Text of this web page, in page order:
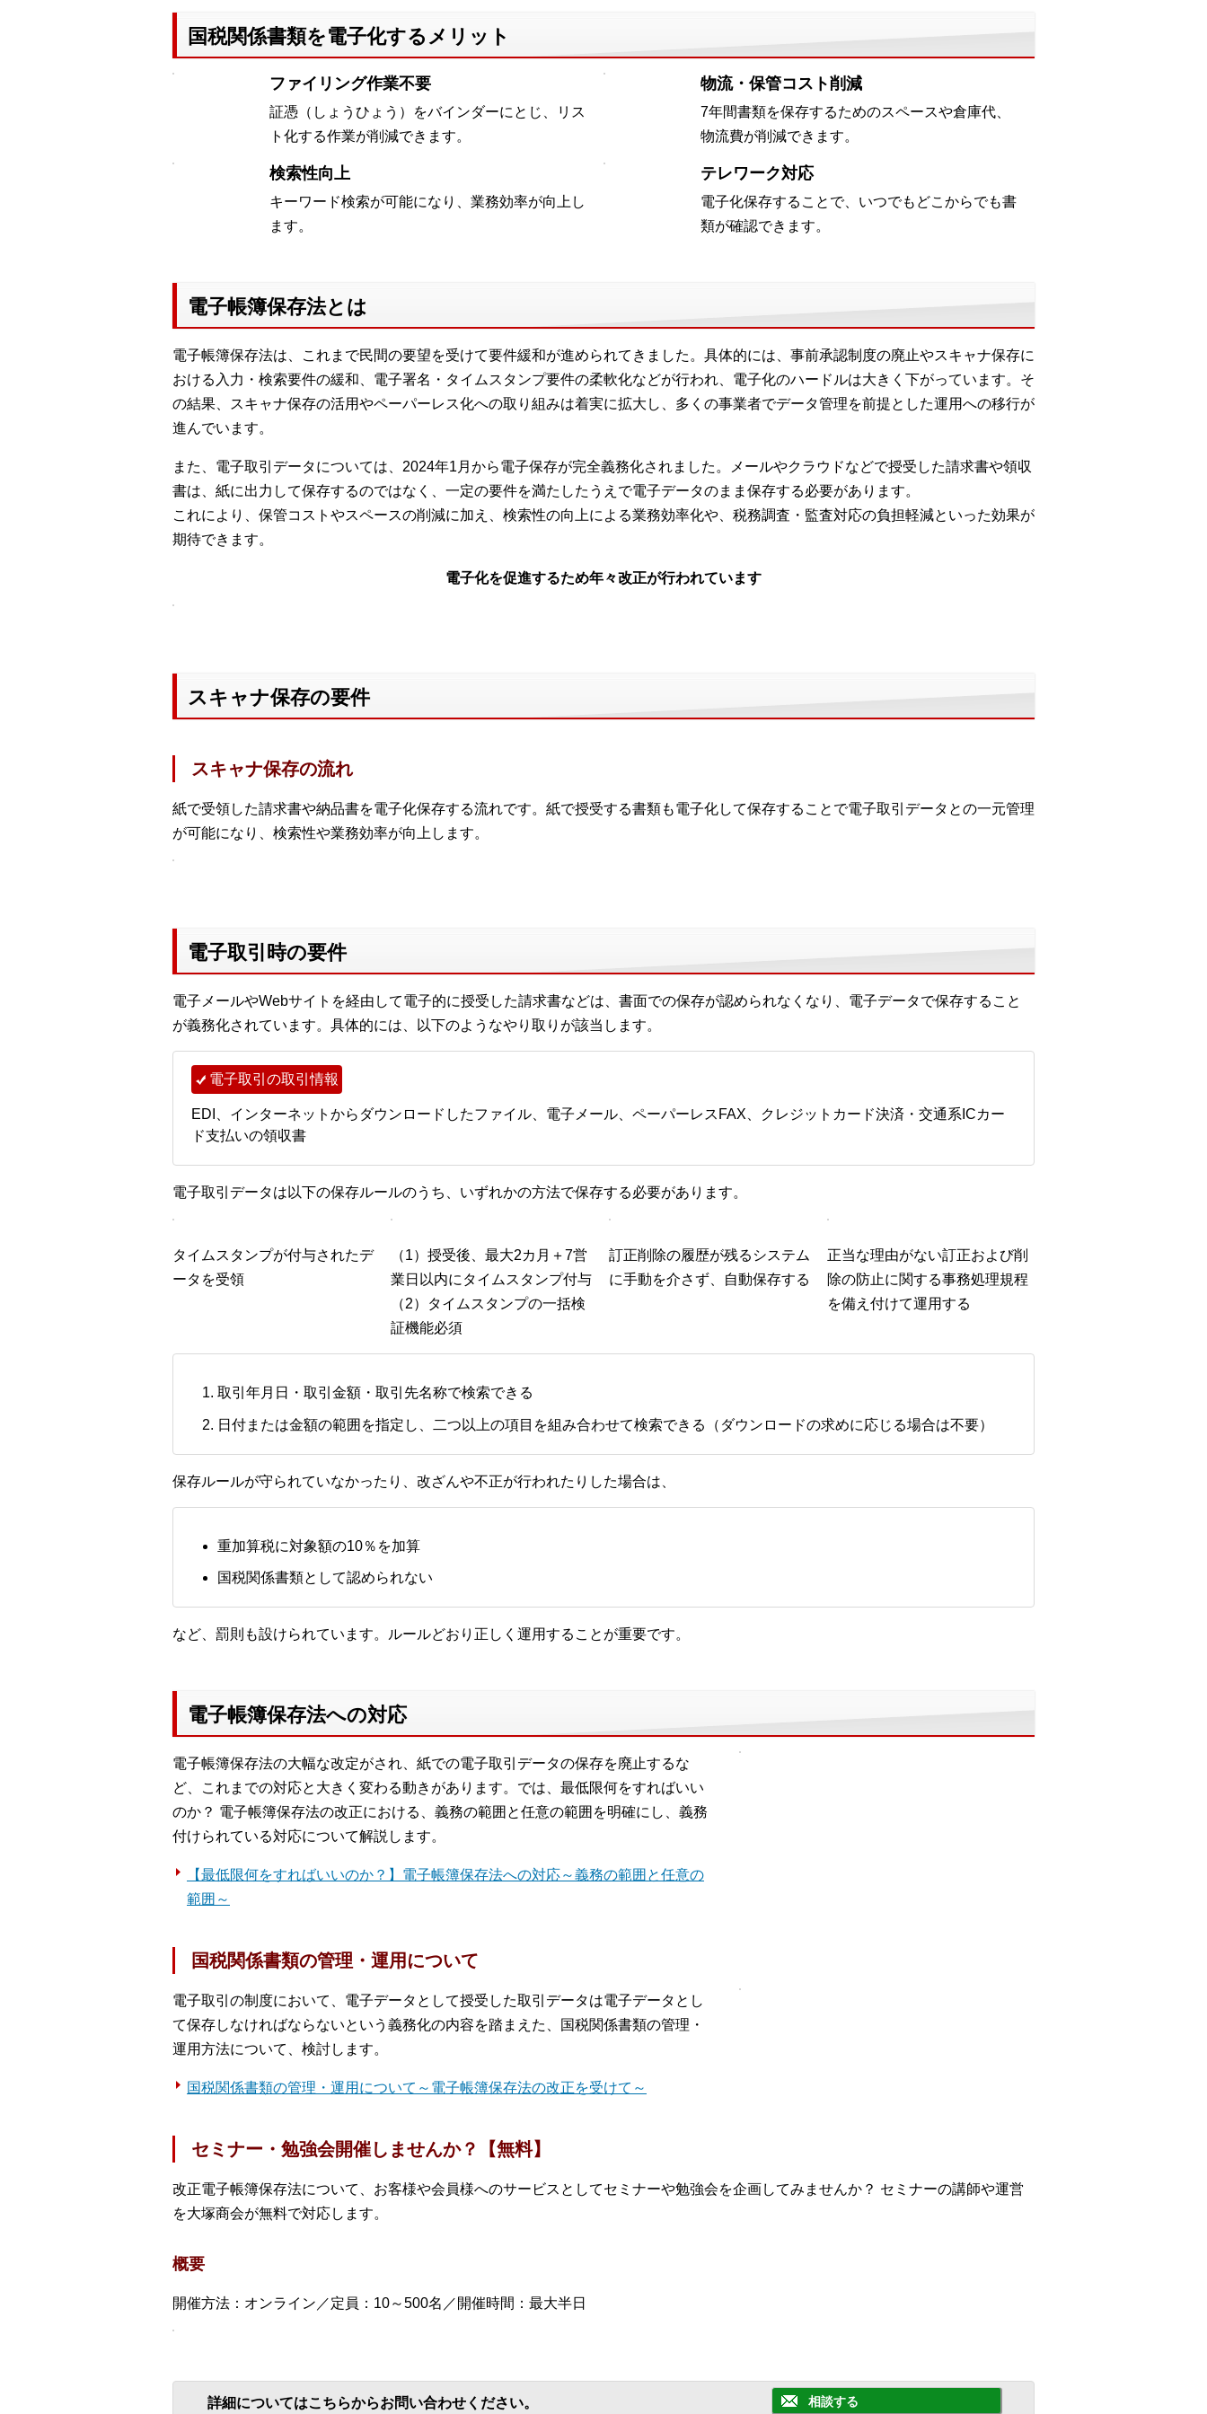
国税関係書類を電子化するメリット
ファイリング作業不要
証憑（しょうひょう）をバインダーにとじ、リス
ト化する作業が削減できます。
物流・保管コスト削減
7年間書類を保存するためのスペースや倉庫代、
物流費が削減できます。
検索性向上
キーワード検索が可能になり、業務効率が向上し
ます。
テレワーク対応
電子化保存することで、いつでもどこからでも書
類が確認できます。
電子帳簿保存法とは
電子帳簿保存法は、これまで民間の要望を受けて要件緩和が進められてきました。具体的には、事前承認制度の廃止やスキャナ保存に
おける入力・検索要件の緩和、電子署名・タイムスタンプ要件の柔軟化などが行われ、電子化のハードルは大きく下がっています。そ
の結果、スキャナ保存の活用やペーパーレス化への取り組みは着実に拡大し、多くの事業者でデータ管理を前提とした運用への移行が
進んでいます。
また、電子取引データについては、2024年1月から電子保存が完全義務化されました。メールやクラウドなどで授受した請求書や領収
書は、紙に出力して保存するのではなく、一定の要件を満たしたうえで電子データのまま保存する必要があります。
これにより、保管コストやスペースの削減に加え、検索性の向上による業務効率化や、税務調査・監査対応の負担軽減といった効果が
期待できます。
電子化を促進するため年々改正が行われています
スキャナ保存の要件
スキャナ保存の流れ
紙で受領した請求書や納品書を電子化保存する流れです。紙で授受する書類も電子化して保存することで電子取引データとの一元管理
が可能になり、検索性や業務効率が向上します。
電子取引時の要件
電子メールやWebサイトを経由して電子的に授受した請求書などは、書面での保存が認められなくなり、電子データで保存すること
が義務化されています。具体的には、以下のようなやり取りが該当します。
電子取引の取引情報
EDI、インターネットからダウンロードしたファイル、電子メール、ペーパーレスFAX、クレジットカード決済・交通系ICカー
ド支払いの領収書
電子取引データは以下の保存ルールのうち、いずれかの方法で保存する必要があります。
タイムスタンプが付与されたデ
ータを受領
（1）授受後、最大2カ月＋7営
業日以内にタイムスタンプ付与
（2）タイムスタンプの一括検
証機能必須
訂正削除の履歴が残るシステム
に手動を介さず、自動保存する
正当な理由がない訂正および削
除の防止に関する事務処理規程
を備え付けて運用する
取引年月日・取引金額・取引先名称で検索できる
日付または金額の範囲を指定し、二つ以上の項目を組み合わせて検索できる（ダウンロードの求めに応じる場合は不要）
保存ルールが守られていなかったり、改ざんや不正が行われたりした場合は、
重加算税に対象額の10％を加算
国税関係書類として認められない
など、罰則も設けられています。ルールどおり正しく運用することが重要です。
電子帳簿保存法への対応
電子帳簿保存法の大幅な改定がされ、紙での電子取引データの保存を廃止するな
ど、これまでの対応と大きく変わる動きがあります。では、最低限何をすればいい
のか？ 電子帳簿保存法の改正における、義務の範囲と任意の範囲を明確にし、義務
付けられている対応について解説します。
【最低限何をすればいいのか？】電子帳簿保存法への対応～義務の範囲と任意の
範囲～
国税関係書類の管理・運用について
電子取引の制度において、電子データとして授受した取引データは電子データとし
て保存しなければならないという義務化の内容を踏まえた、国税関係書類の管理・
運用方法について、検討します。
国税関係書類の管理・運用について～電子帳簿保存法の改正を受けて～
セミナー・勉強会開催しませんか？【無料】
改正電子帳簿保存法について、お客様や会員様へのサービスとしてセミナーや勉強会を企画してみませんか？ セミナーの講師や運営
を大塚商会が無料で対応します。
概要
開催方法：オンライン／定員：10～500名／開催時間：最大半日
詳細についてはこちらからお問い合わせください。 相談する